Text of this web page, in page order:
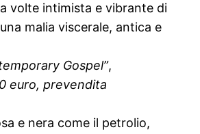
volte intimista e vibrante di
malia viscerale, antica e
Gospel”,
euro, prevendita
e nera come il petrolio,